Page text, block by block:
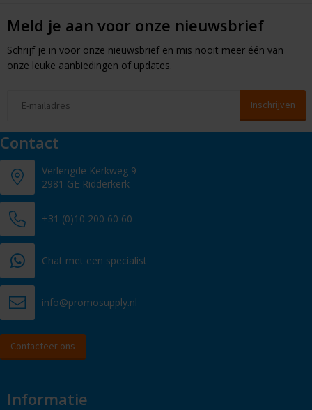
Meld je aan voor onze nieuwsbrief
Schrijf je in voor onze nieuwsbrief en mis nooit meer één van
onze leuke aanbiedingen of updates.
Contact
Verlengde Kerkweg 9
2981 GE Ridderkerk
+31 (0)10 200 60 60
Chat met een specialist
info@promosupply.nl
Contacteer ons
Informatie